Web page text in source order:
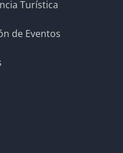
Turística
de Eventos